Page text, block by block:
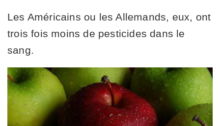
Les Américains ou les Allemands, eux, ont
trois fois moins de pesticides dans le
sang.